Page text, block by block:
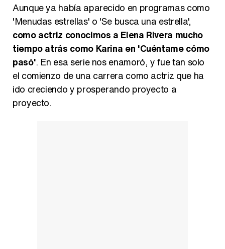
Aunque ya había aparecido en programas como
'Menudas estrellas' o 'Se busca una estrella',
como actriz conocimos a Elena Rivera mucho
tiempo atrás como Karina en 'Cuéntame cómo
pasó'. En esa serie nos enamoró, y fue tan solo
el comienzo de una carrera como actriz que ha
ido creciendo y prosperando proyecto a
proyecto.